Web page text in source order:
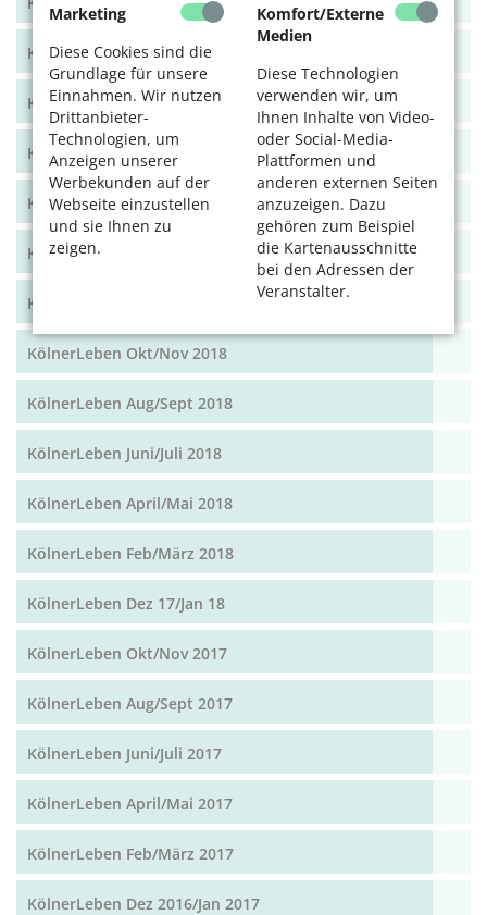
Marketing
Diese Cookies sind die
Grundlage für unsere
Einnahmen. Wir nutzen
Drittanbieter-
Technologien, um
Anzeigen unserer
Werbekunden auf der
Webseite einzustellen
und sie Ihnen zu
zeigen.
Komfort/Externe
Medien
Diese Technologien
verwenden wir, um
Ihnen Inhalte von Video-
oder Social-Media-
Plattformen und
anderen externen Seiten
anzuzeigen. Dazu
gehören zum Beispiel
die Kartenausschnitte
bei den Adressen der
Veranstalter.
KölnerLeben Okt/Nov 19
KölnerLeben Aug/Sept 2019
KölnerLeben Juni/Juli 2019
KölnerLeben April/Mai 2019
KölnerLeben Feb/März 2019
KölnerLeben Dez 18/Jan 19
KölnerLeben Okt/Nov 2018
KölnerLeben Aug/Sept 2018
KölnerLeben Juni/Juli 2018
KölnerLeben April/Mai 2018
KölnerLeben Feb/März 2018
KölnerLeben Dez 17/Jan 18
KölnerLeben Okt/Nov 2017
KölnerLeben Aug/Sept 2017
KölnerLeben Juni/Juli 2017
KölnerLeben April/Mai 2017
KölnerLeben Feb/März 2017
KölnerLeben Dez 2016/Jan 2017